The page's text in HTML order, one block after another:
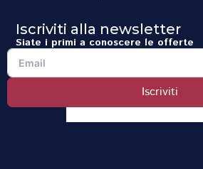
Iscriviti alla newsletter
Siate i primi a conoscere le offerte
Iscriviti